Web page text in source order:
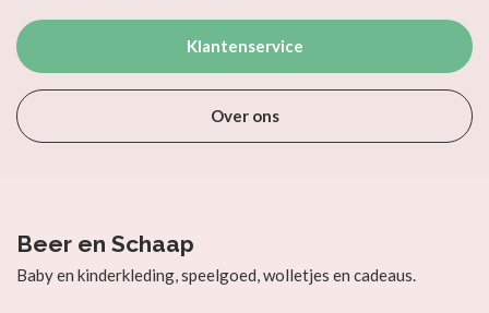
Klantenservice
Over ons
Beer en Schaap
Baby en kinderkleding, speelgoed, wolletjes en cadeaus.